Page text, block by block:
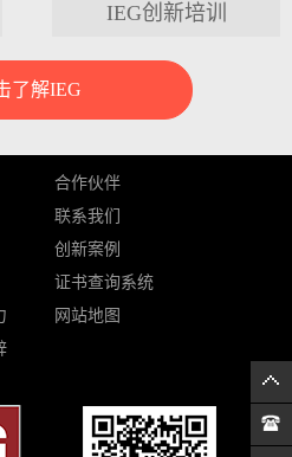
IEG创新培训
了解IEG
合作伙伴
联系我们
创新案例
证书查询系统
网站地图